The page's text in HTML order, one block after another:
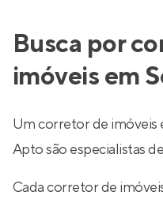
Busca por
imóveis em
Um corretor de imóveis
Apto são especialistas
Cada corretor de